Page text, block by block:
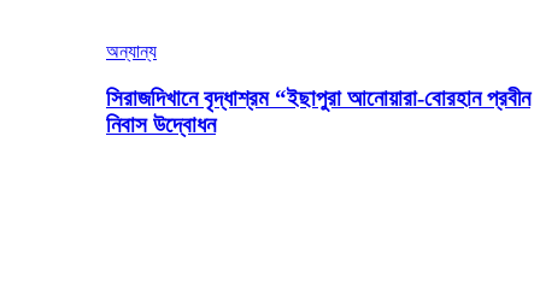
অন্যান্য
সিরাজদিখানে বৃদ্ধাশ্রম “ইছাপুরা আনোয়ারা-বোরহান প্রবীন
নিবাস উদ্বোধন